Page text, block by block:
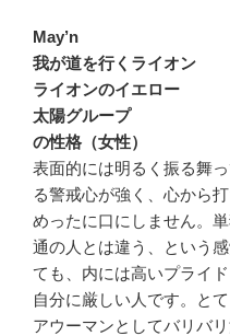
May’n
我が道を行くライオン
ライオンのイエロー
太陽グループ
の性格（女性）
表面的には明るく振る舞
る警戒心が強く、心から
めったに口にしません。
通の人とは違う、という
ても、内には高いプライ
自分に厳しい人です。と
アウーマンとしてバリバ